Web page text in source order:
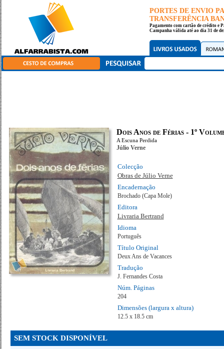
PORTES DE ENVIO
TRANSFERÊNCIA
Pagamento com cartão de crédito e
Campanha válida até ao dia 31 de
Dois Anos de Férias - 1º
A Escuna Perdida
Júlio Verne
Colecção
Obras de Júlio Verne
Encadernação
Brochado (Capa Mole)
Editora
Livraria Bertrand
Idioma
Português
Título Original
Deux Ans de Vacances
Tradução
J. Fernandes Costa
Núm. Páginas
204
Dimensões (largura x altura)
12.5 x 18.5 cm
SEM STOCK DISPONÍVEL